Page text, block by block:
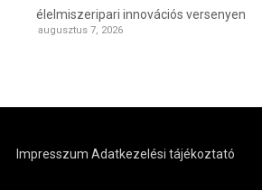
élelmiszeripari innovációs versenyen
augusztus 7, 2026
Impresszum Adatkezelési tájékoztató